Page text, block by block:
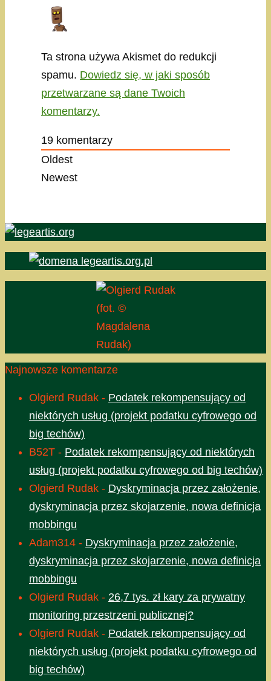
Ta strona używa Akismet do redukcji
spamu. Dowiedz się, w jaki sposób
przetwarzane są dane Twoich
komentarzy.
19 komentarzy
Oldest
Newest
(fot. ©
Magdalena
Rudak)
Najnowsze komentarze
Olgierd Rudak - Podatek rekompensujący od
niektórych usług (projekt podatku cyfrowego od
big techów)
B52T - Podatek rekompensujący od niektórych
usług (projekt podatku cyfrowego od big techów)
Olgierd Rudak - Dyskryminacja przez założenie,
dyskryminacja przez skojarzenie, nowa definicja
mobbingu
Adam314 - Dyskryminacja przez założenie,
dyskryminacja przez skojarzenie, nowa definicja
mobbingu
Olgierd Rudak - 26,7 tys. zł kary za prywatny
monitoring przestrzeni publicznej?
Olgierd Rudak - Podatek rekompensujący od
niektórych usług (projekt podatku cyfrowego od
big techów)